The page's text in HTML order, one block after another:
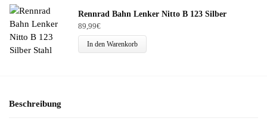
Rennrad Bahn Lenker Nitto B 123 Silber
89,99€
In den Warenkorb
Beschreibung